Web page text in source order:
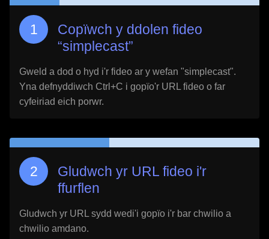
Copïwch y ddolen fideo
“simplecast”
Gweld a dod o hyd i'r fideo ar y wefan "simplecast".
Yna defnyddiwch Ctrl+C i gopïo'r URL fideo o far
cyfeiriad eich porwr.
Gludwch yr URL fideo i'r
ffurflen
Gludwch yr URL sydd wedi'i gopïo i'r bar chwilio a
chwilio amdano.